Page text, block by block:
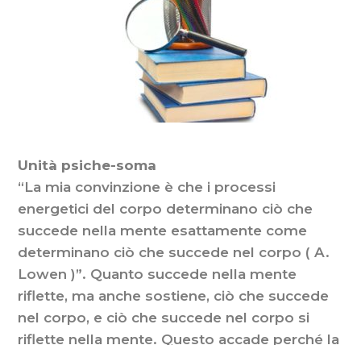
Unità psiche-soma
“La mia convinzione è che i processi
energetici del corpo determinano ciò che
succede nella mente esattamente come
determinano ciò che succede nel corpo ( A.
Lowen )”. Quanto succede nella mente
riflette, ma anche sostiene, ciò che succede
nel corpo, e ciò che succede nel corpo si
riflette nella mente. Questo accade perché la